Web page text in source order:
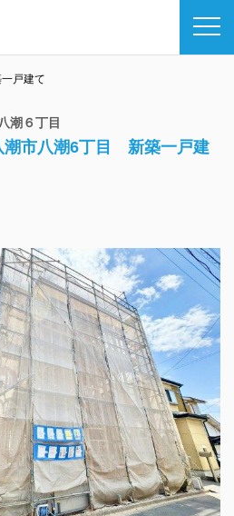
戸建て
潮６丁目
潮市八潮6丁目 新築一戸建